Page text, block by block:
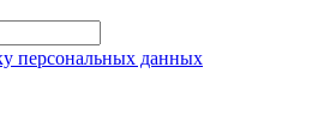
персональных данных